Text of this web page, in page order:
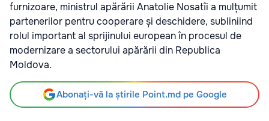
furnizoare, ministrul apărării Anatolie Nosatîi a mulțumit
partenerilor pentru cooperare și deschidere, subliniind
rolul important al sprijinului european în procesul de
modernizare a sectorului apărării din Republica
Moldova.
Abonați-vă la știrile Point.md pe Google